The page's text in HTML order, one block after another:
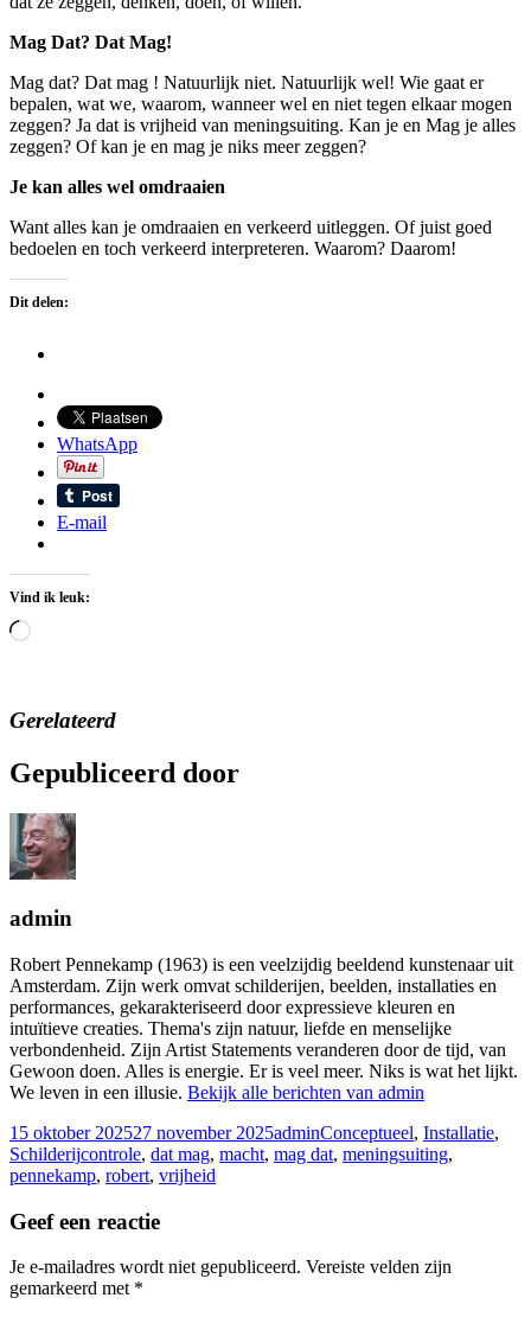
Mag Dat? Dat Mag!
Mag dat? Dat mag ! Natuurlijk niet. Natuurlijk wel! Wie gaat er
bepalen, wat we, waarom, wanneer wel en niet tegen elkaar mogen
zeggen? Ja dat is vrijheid van meningsuiting. Kan je en Mag je alles
zeggen? Of kan je en mag je niks meer zeggen?
Je kan alles wel omdraaien
Want alles kan je omdraaien en verkeerd uitleggen. Of juist goed
bedoelen en toch verkeerd interpreteren. Waarom? Daarom!
Dit delen:
WhatsApp
E-mail
Vind ik leuk:
Aan
Gerelateerd
Gepubliceerd door
admin
Robert Pennekamp (1963) is een veelzijdig beeldend kunstenaar uit
Amsterdam. Zijn werk omvat schilderijen, beelden, installaties en
performances, gekarakteriseerd door expressieve kleuren en
intuïtieve creaties. Thema's zijn natuur, liefde en menselijke
verbondenheid. Zijn Artist Statements veranderen door de tijd, van
Gewoon doen. Alles is energie. Er is veel meer. Niks is wat het lijkt.
We leven in een illusie. Bekijk alle berichten van admin
Geplaatst
op
15 oktober 202527 november 2025Auteur
adminCategorieën
Conceptueel, Installatie,
SchilderijTags
controle, dat mag, macht, mag dat, meningsuiting,
pennekamp, robert, vrijheid
Geef een reactie
Je e-mailadres wordt niet gepubliceerd. Vereiste velden zijn
gemarkeerd met *